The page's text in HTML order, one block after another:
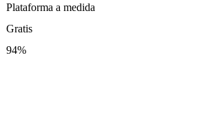
Plataforma a medida
Gratis
94%